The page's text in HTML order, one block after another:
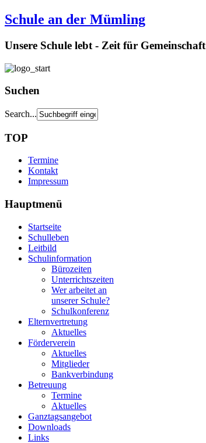
Schule an der Mümling
Unsere Schule lebt - Zeit für Gemeinschaft
Suchen
Search...
TOP
Termine
Kontakt
Impressum
Hauptmenü
Startseite
Schulleben
Leitbild
Schulinformation
Bürozeiten
Unterrichtszeiten
Wer arbeitet an
unserer Schule?
Schulkonferenz
Elternvertretung
Aktuelles
Förderverein
Aktuelles
Mitglieder
Bankverbindung
Betreuung
Termine
Aktuelles
Ganztagsangebot
Downloads
Links